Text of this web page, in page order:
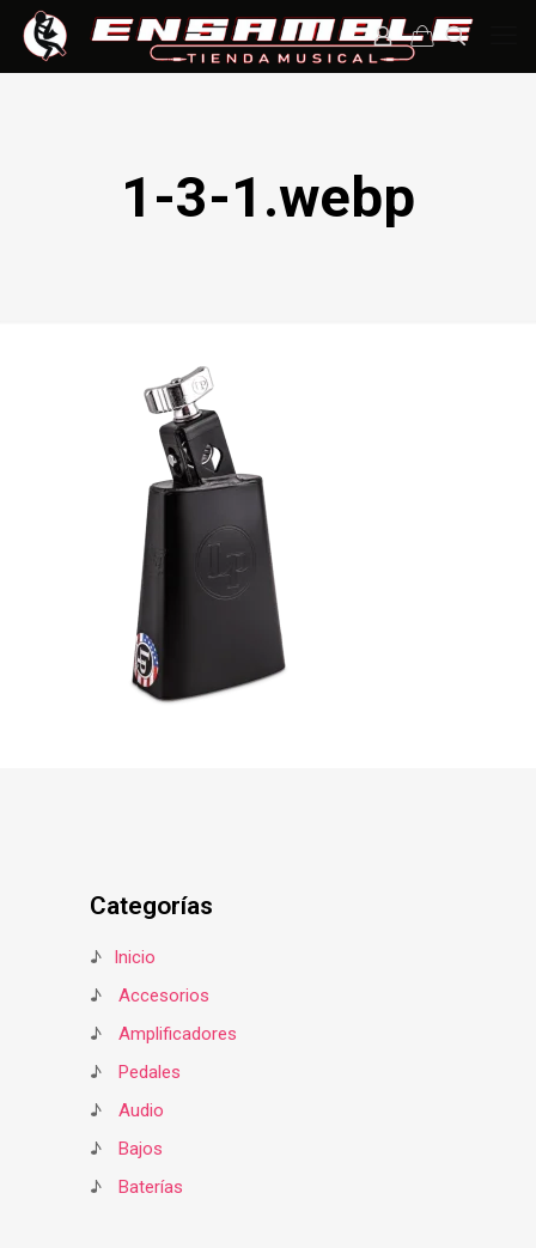
1-3-1.webp
Categorías
♪
Inicio
♪
Accesorios
♪
Amplificadores
♪
Pedales
♪
Audio
♪
Bajos
♪
Baterías